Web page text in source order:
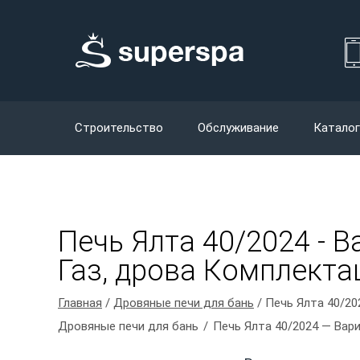
Строительство Обслуживание Каталог
Печь Ялта 40/2024 -
Газ, дрова
Главная / Дровяные печи для бань / Печь Ялта 40/
Дровяные печи для бань
Печь Ялта 40/2024 —